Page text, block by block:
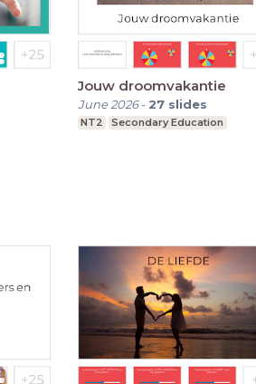
Jouw droomvakantie
June 2026- 27 slides
NT2 Secondary Education